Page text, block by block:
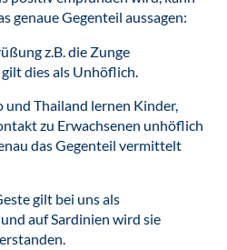
genaue Gegenteil aussagen:
z.B. die Zunge
dies als Unhöflich.
und Thailand lernen Kinder,
zu Erwachsenen unhöflich
das Gegenteil vermittelt
gilt bei uns als
auf Sardinien wird sie